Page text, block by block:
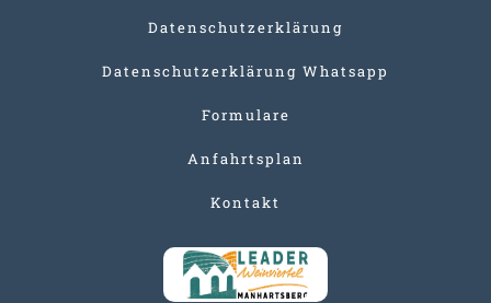
Datenschutzerklärung
Datenschutzerklärung Whatsapp
Formulare
Anfahrtsplan
Kontakt